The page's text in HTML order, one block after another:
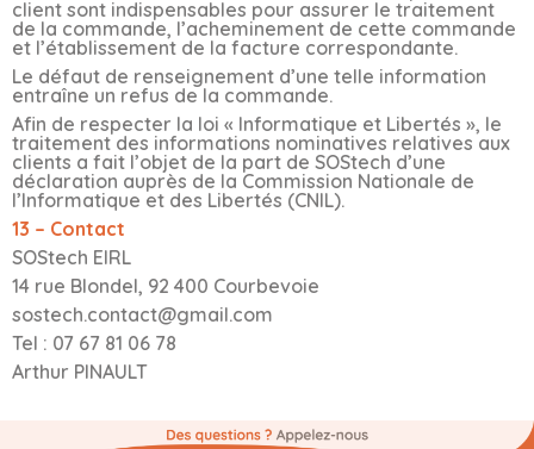
client sont indispensables pour assurer le traitement
de la commande, l’acheminement de cette commande
et l’établissement de la facture correspondante.
Le défaut de renseignement d’une telle information
entraîne un refus de la commande.
Afin de respecter la loi « Informatique et Libertés », le
traitement des informations nominatives relatives aux
clients a fait l’objet de la part de SOStech d’une
déclaration auprès de la Commission Nationale de
l’Informatique et des Libertés (CNIL).
13 – Contact
SOStech EIRL
14 rue Blondel, 92 400 Courbevoie
sostech.contact@gmail.com
Tel : 07 67 81 06 78
Arthur PINAULT